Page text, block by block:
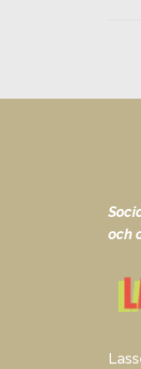
och